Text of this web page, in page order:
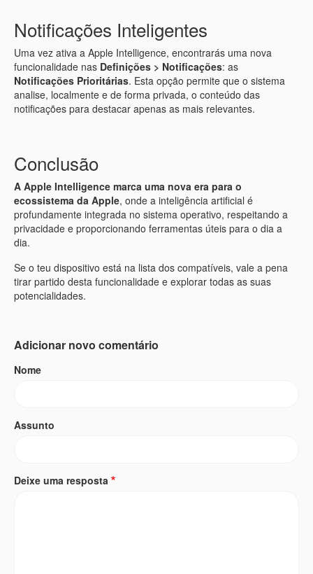
Notificações Inteligentes
Uma vez ativa a Apple Intelligence, encontrarás uma nova
funcionalidade nas Definições > Notificações: as
Notificações Prioritárias. Esta opção permite que o sistema
analise, localmente e de forma privada, o conteúdo das
notificações para destacar apenas as mais relevantes.
Conclusão
A Apple Intelligence marca uma nova era para o
ecossistema da Apple, onde a inteligência artificial é
profundamente integrada no sistema operativo, respeitando a
privacidade e proporcionando ferramentas úteis para o dia a
dia.
Se o teu dispositivo está na lista dos compatíveis, vale a pena
tirar partido desta funcionalidade e explorar todas as suas
potencialidades.
Adicionar novo comentário
Nome
Assunto
Deixe uma resposta